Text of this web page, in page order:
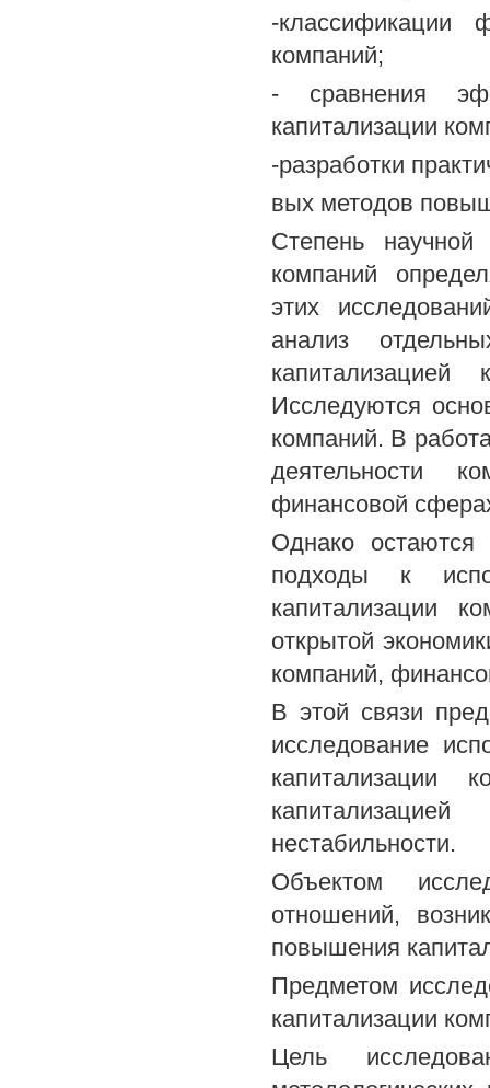
-классификации
компаний;
- сравнения
капитализации
-разработки
вых методов
Степень
компаний
этих
анализ
Исследуются
компаний. В
деятельности
финансовой
Однако остаются
подходы к
капитализации
открытой
компаний,
В этой связи
исследование
капитализации
нестабильности.
Объектом
отношений,
повышения
Предметом
капитализации
Цель